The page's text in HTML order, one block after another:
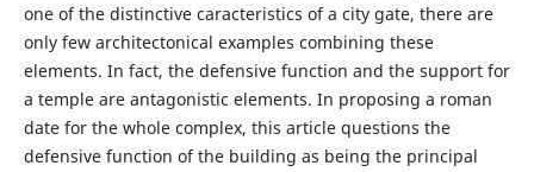
one of the distinctive caracteristics of a city gate, there are
only few architectonical examples combining these
elements. In fact, the defensive function and the support for
a temple are antagonistic elements. In proposing a roman
date for the whole complex, this article questions the
defensive function of the building as being the principal